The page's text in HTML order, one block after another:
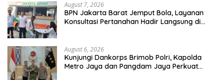
August 7, 2026
BPN Jakarta Barat Jemput Bola, Layanan
Konsultasi Pertanahan Hadir Langsung di
August 6, 2026
Kunjungi Dankorps Brimob Polri, Kapolda
Metro Jaya dan Pangdam Jaya Perkuat